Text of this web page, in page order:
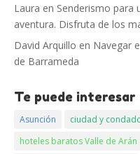
Laura en Senderismo para
aventura. Disfruta de los
David Arquillo en Navegar
de Barrameda
Te puede interesar
Asunción
ciudad y
hoteles baratos Valle de Arán